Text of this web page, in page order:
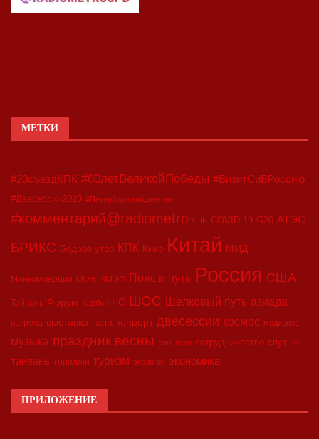
МЕТКИ
#20съездКПК #80летВеликойПобеды #ВизитСиВРоссию
#Двесессии2023 #Петербургскийдневник
#комментарий@radiometro CIIE COVID-19 G20 АТЭС
БРИКС Бодрое утро КПК Кино Китай МИД
Минкоммерции ООН ПМЭФ Пояс и путь Россия США
Тайвань Форум Харбин ЧС ШОС Шёлковый путь азиада
встреча выставка гала-концерт двесессии космос медицина
музыка праздник весны синьцзян сотрудничество спутник
тайвань торговля туризм экология экономика
ПРИЛОЖЕНИЕ